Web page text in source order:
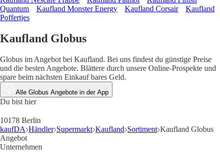
Quantum
Kaufland Monster Energy Kaufland Corsair
Kaufland
Poffertjes
Kaufland Globus
Globus im Angebot bei Kaufland. Bei uns findest du günstige Preise
und die besten Angebote. Blättere durch unsere Online-Prospekte und
spare beim nächsten Einkauf bares Geld.
Alle Globus Angebote in der App
Du bist hier
10178 Berlin
kaufDA Händler Supermarkt Kaufland Sortiment Kaufland Globus
Angebot
Unternehmen